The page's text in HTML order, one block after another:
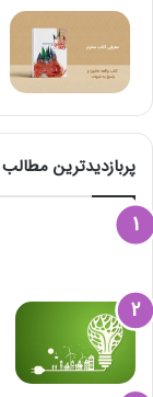
پربازدیدترین مطالب